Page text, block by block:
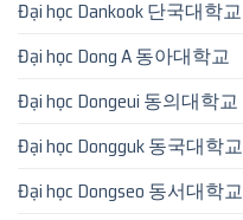
Đại học Dankook 단국대학교
Đại học Dong A 동아대학교
Đại học Dongeui 동의대학교
Đại học Dongguk 동국대학교
Đại học Dongseo 동서대학교